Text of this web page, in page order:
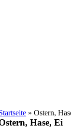
»Ostern,
Hase, Ei